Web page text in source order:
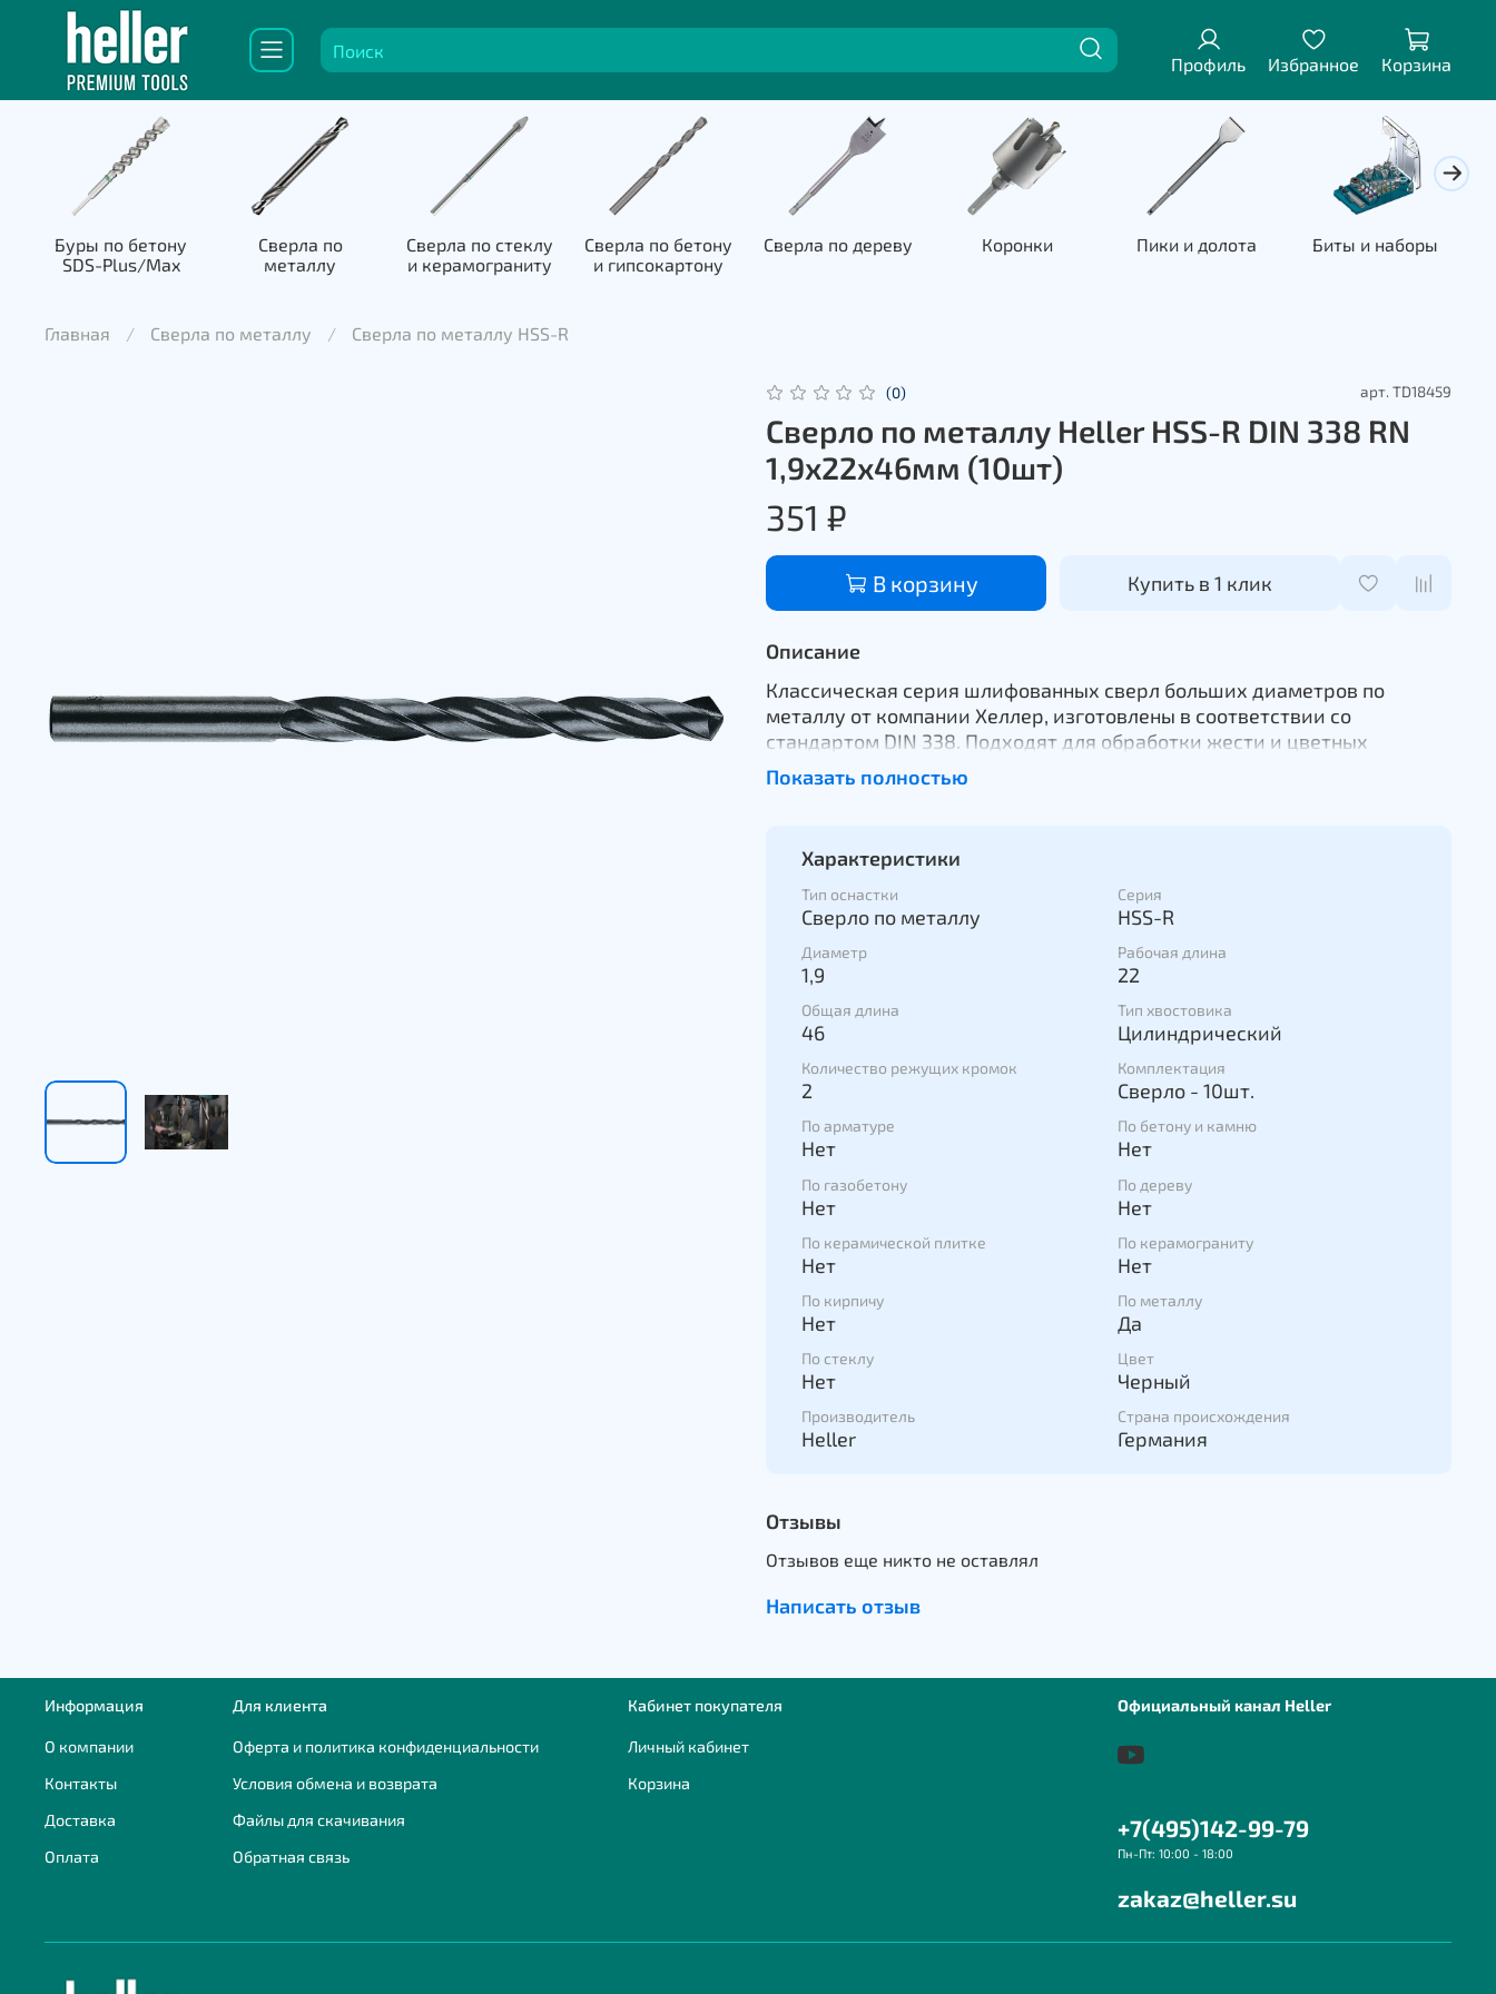
Профиль Избранное Корзина
Буры по бетону
SDS-Plus/Max
Сверла по
металлу
Сверла по стеклу
и керамограниту
Сверла по бетону
и гипсокартону
Сверла по дереву Коронки Пики и долота Биты и наборы
Главная Сверла по металлу Сверла по металлу HSS-R
(0) арт. TD18459
Сверло по металлу Heller HSS-R DIN 338 RN
1,9х22х46мм (10шт)
351 ₽
В корзину Купить в 1 клик
Описание
Классическая серия шлифованных сверл больших диаметров по
металлу от компании Хеллер, изготовлены в соответствии со
стандартом DIN 338. Подходят для обработки жести и цветных
металлов, железа, чугуна. Сверла затачиваются под углом 135
градусов, что позволяет точно центрировать сверла перед началом
Показать полностью
Характеристики
Тип оснастки
Сверло по металлу
Серия
HSS-R
Диаметр
1,9
Рабочая длина
22
Общая длина
46
Тип хвостовика
Цилиндрический
Количество режущих кромок
2
Комплектация
Сверло - 10шт.
По арматуре
Нет
По бетону и камню
Нет
По газобетону
Нет
По дереву
Нет
По керамической плитке
Нет
По керамограниту
Нет
По кирпичу
Нет
По металлу
Да
По стеклу
Нет
Цвет
Черный
Производитель
Heller
Страна происхождения
Германия
Отзывы
Отзывов еще никто не оставлял
Написать отзыв
Информация
О компании
Контакты
Доставка
Оплата
Для клиента
Оферта и политика конфиденциальности
Условия обмена и возврата
Файлы для скачивания
Обратная связь
Кабинет покупателя
Личный кабинет
Корзина
Официальный канал Heller
+7(495)142-99-79
Пн-Пт: 10:00 - 18:00
zakaz@heller.su